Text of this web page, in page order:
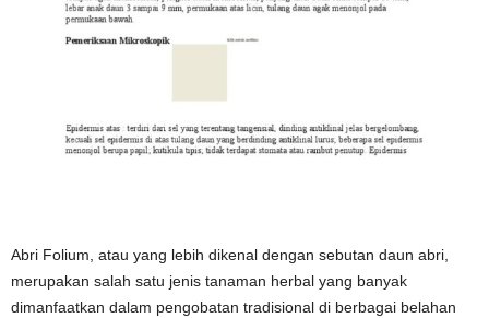
Abri Folium, atau yang lebih dikenal dengan sebutan daun abri,
merupakan salah satu jenis tanaman herbal yang banyak
dimanfaatkan dalam pengobatan tradisional di berbagai belahan